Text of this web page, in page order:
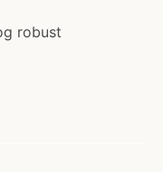
robust